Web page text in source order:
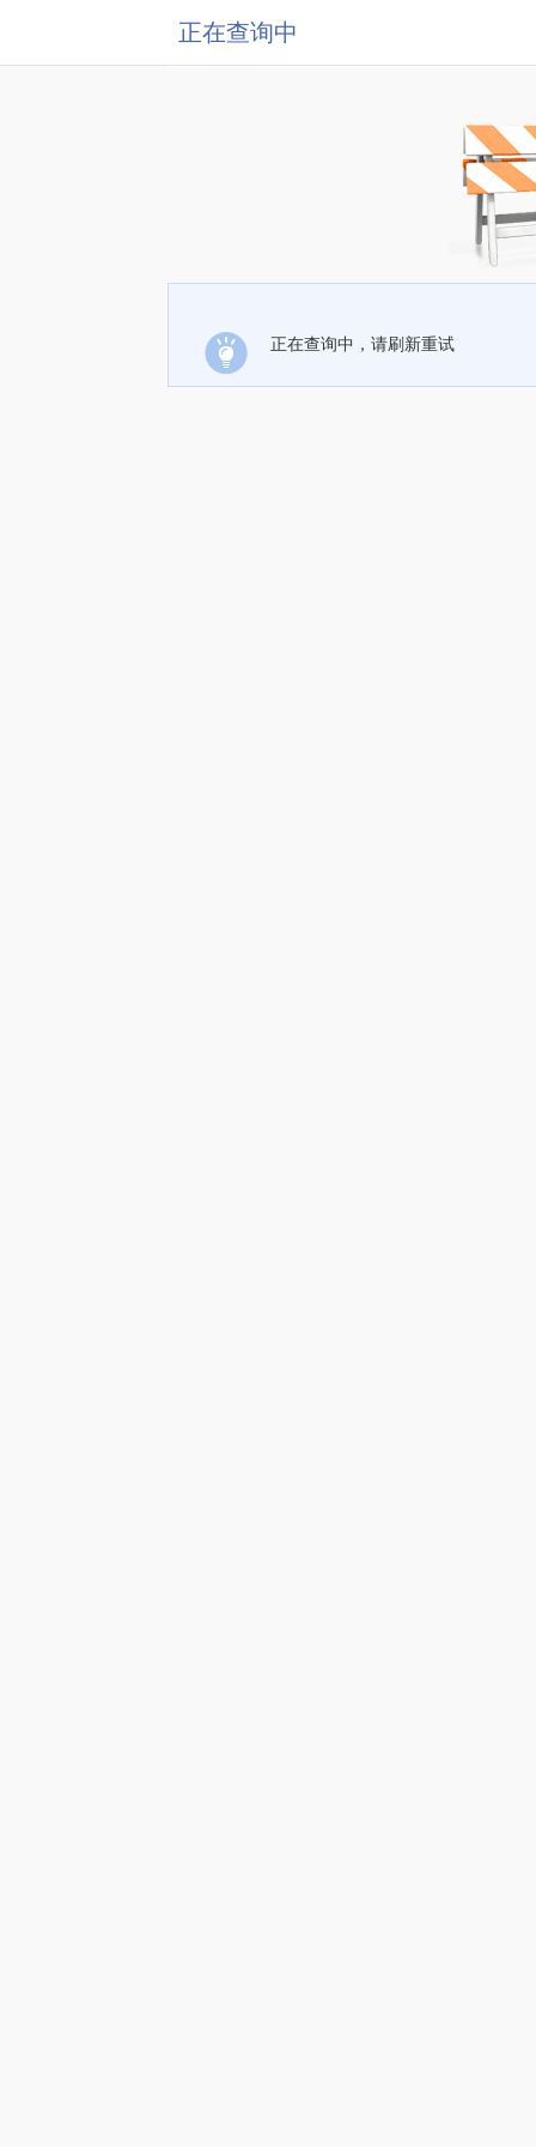
正在查询中
正在查询中，请刷新重试